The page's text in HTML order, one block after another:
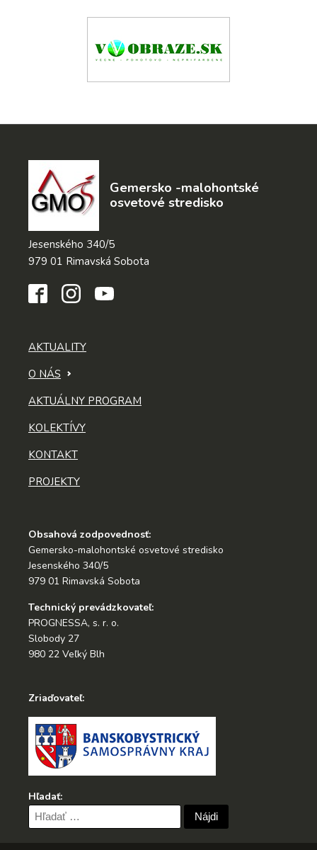
Gemersko -malohontské
osvetové stredisko
Jesenského 340/5
979 01 Rimavská Sobota
AKTUALITY
O NÁS
AKTUÁLNY PROGRAM
KOLEKTÍVY
KONTAKT
PROJEKTY
Obsahová zodpovednosť:
Gemersko-malohontské osvetové stredisko
Jesenského 340/5
979 01 Rimavská Sobota
Technický prevádzkovateľ:
PROGNESSA, s. r. o.
Slobody 27
980 22 Veľký Blh
Zriaďovateľ:
Hľadať:
Hľadať: